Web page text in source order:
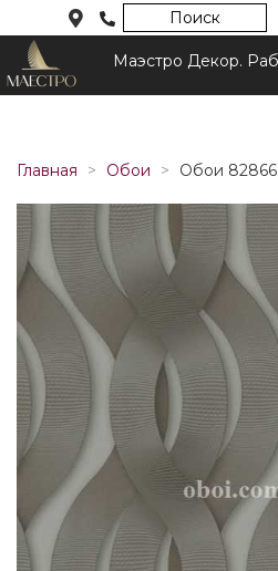
Поиск
Маэстро Декор.
Главная Обои Обои 82866